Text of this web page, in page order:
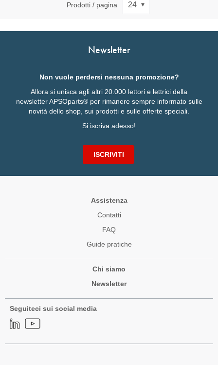
Prodotti / pagina
Newsletter
Non vuole perdersi nessuna promozione?
Allora si unisca agli altri 20.000 lettori e lettrici della
newsletter APSOparts® per rimanere sempre informato sulle
novità dello shop, sui prodotti e sulle offerte speciali.
Si iscriva adesso!
ISCRIVITI
Assistenza
Contatti
FAQ
Guide pratiche
Chi siamo
Newsletter
Seguiteci sui social media